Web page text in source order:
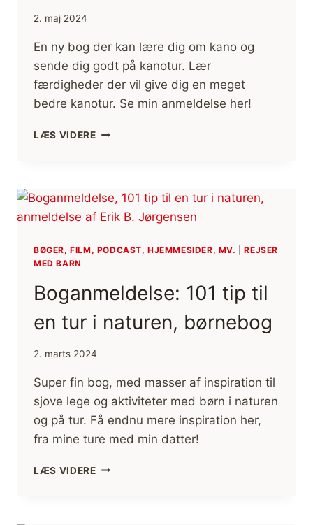
2. maj 2024
En ny bog der kan lære dig om kano og
sende dig godt på kanotur. Lær
færdigheder der vil give dig en meget
bedre kanotur. Se min anmeldelse her!
LÆS VIDEREKANO
STRØMMENDE
VAND,
MARTIN
[BOGANMELDELSE]
BØGER, FILM, PODCAST, HJEMMESIDER, MV. |REJSER
MED BARN
Boganmeldelse: 101 tip til
en tur i naturen, børnebog
2. marts 2024
Super fin bog, med masser af inspiration til
sjove lege og aktiviteter med børn i naturen
og på tur. Få endnu mere inspiration her,
fra mine ture med min datter!
LÆS VIDEREBOGANMELDELSE: